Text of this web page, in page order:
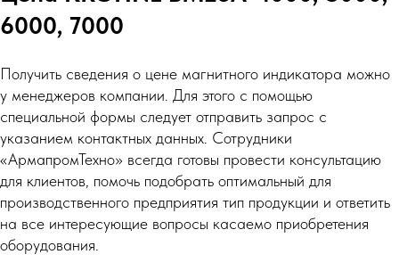
6000, 7000
Получить сведения о цене магнитного индикатора можно
у менеджеров компании. Для этого с помощью
специальной формы следует отправить запрос с
указанием контактных данных. Сотрудники
«АрмапромТехно» всегда готовы провести консультацию
для клиентов, помочь подобрать оптимальный для
производственного предприятия тип продукции и ответить
на все интересующие вопросы касаемо приобретения
оборудования.